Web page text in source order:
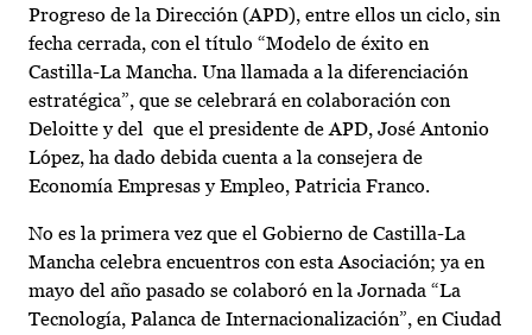
Progreso de la Dirección (APD), entre ellos un ciclo, sin
fecha cerrada, con el título “Modelo de éxito en
Castilla-La Mancha. Una llamada a la diferenciación
estratégica”, que se celebrará en colaboración con
Deloitte y del que el presidente de APD, José Antonio
López, ha dado debida cuenta a la consejera de
Economía Empresas y Empleo, Patricia Franco.
No es la primera vez que el Gobierno de Castilla-La
Mancha celebra encuentros con esta Asociación; ya en
mayo del año pasado se colaboró en la Jornada “La
Tecnología, Palanca de Internacionalización”, en Ciudad